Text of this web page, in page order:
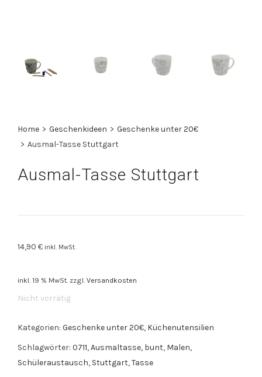
Home > Geschenkideen > Geschenke unter 20€
> Ausmal-Tasse Stuttgart
Ausmal-Tasse Stuttgart
14,90 € inkl. MwSt.
inkl. 19 % MwSt. zzgl. Versandkosten
Nicht vorrätig
Kategorien: Geschenke unter 20€, Küchenutensilien
Schlagwörter: 0711,Ausmaltasse, bunt, Malen,
Schüleraustausch, Stuttgart,Tasse